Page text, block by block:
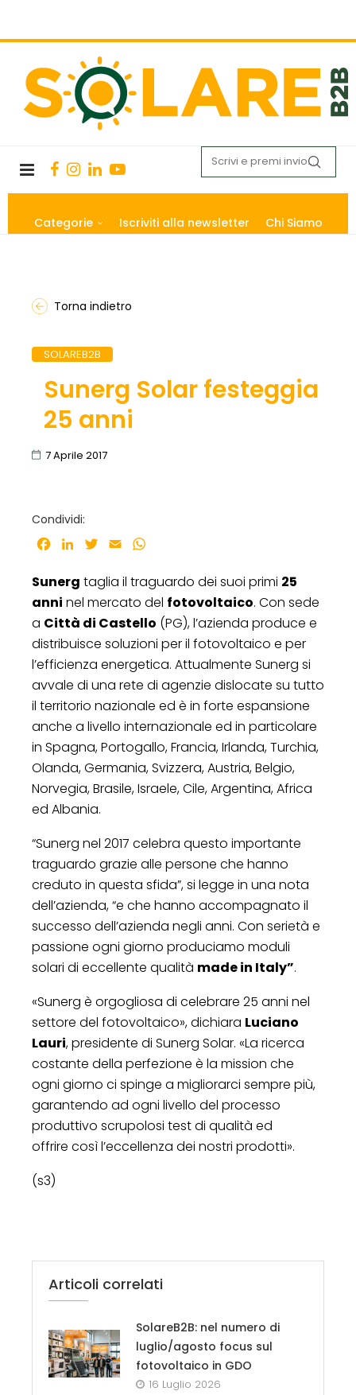
Categorie Iscriviti alla newsletter Chi Siamo
Torna indietro
SOLAREB2B
Sunerg Solar festeggia
25 anni
7 Aprile 2017
Condividi:
Facebook
LinkedInTwitter
Email
Sunerg taglia il traguardo dei suoi primi 25
anni nel mercato del fotovoltaico. Con sede
a Città di Castello (PG), l’azienda produce e
distribuisce soluzioni per il fotovoltaico e per
l’efficienza energetica. Attualmente Sunerg si
avvale di una rete di agenzie dislocate su tutto
il territorio nazionale ed è in forte espansione
anche a livello internazionale ed in particolare
in Spagna, Portogallo, Francia, Irlanda, Turchia,
Olanda, Germania, Svizzera, Austria, Belgio,
Norvegia, Brasile, Israele, Cile, Argentina, Africa
ed Albania.
“Sunerg nel 2017 celebra questo importante
traguardo grazie alle persone che hanno
creduto in questa sfida”, si legge in una nota
dell’azienda, “e che hanno accompagnato il
successo dell’azienda negli anni. Con serietà e
passione ogni giorno produciamo moduli
solari di eccellente qualità made in Italy”.
«Sunerg è orgogliosa di celebrare 25 anni nel
settore del fotovoltaico», dichiara Luciano
Lauri, presidente di Sunerg Solar. «La ricerca
costante della perfezione è la mission che
ogni giorno ci spinge a migliorarci sempre più,
garantendo ad ogni livello del processo
produttivo scrupolosi test di qualità ed
offrire così l’eccellenza dei nostri prodotti».
(s3)
Articoli correlati
SolareB2B: nel numero di
luglio/agosto focus sul
fotovoltaico in GDO
16 Luglio 2026